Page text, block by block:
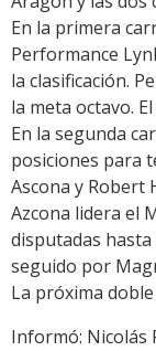
En la primera
Performance
la clasificación.
la meta octavo.
En la segunda
posiciones para
Ascona y Robert
Azcona lidera el
disputadas
seguido por
La próxima
Informó: Nicolás